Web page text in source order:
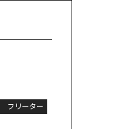
フリーター